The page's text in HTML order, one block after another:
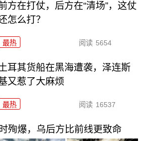
方在打仗，后方在“清场”，这仗
怎么打？
最热 阅读 5654
耳其货船在黑海遭袭，泽连斯
又惹了大麻烦
最热 阅读 16537
殉爆，乌后方比前线更致命